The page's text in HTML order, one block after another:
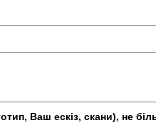
Ваш ескіз, скани), не